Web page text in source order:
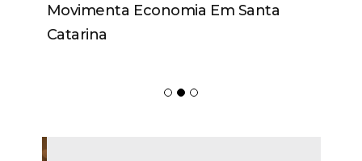
Movimenta Economia Em Santa
Catarina